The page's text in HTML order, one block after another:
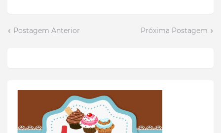
Postagem Anterior Próxima Postagem